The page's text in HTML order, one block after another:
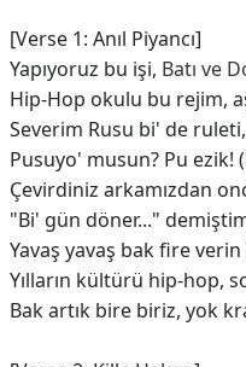
[Verse 1: Anıl Piyancı]
Yapıyoruz bu işi, Batı ve
Hip-Hop okulu bu rejim,
Severim Rusu bi' de
Pusuyo' musun? Pu ezik!
Çevirdiniz arkamızdan
"Bi' gün döner..."
Yavaş yavaş bak fire
Yılların kültürü hip-hop,
Bak artık bire biriz, yok